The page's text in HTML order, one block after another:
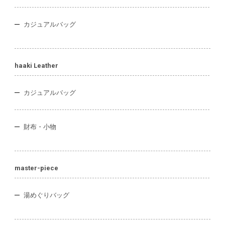
カジュアルバッグ
haaki Leather
カジュアルバッグ
財布・小物
master-piece
湯めぐりバッグ